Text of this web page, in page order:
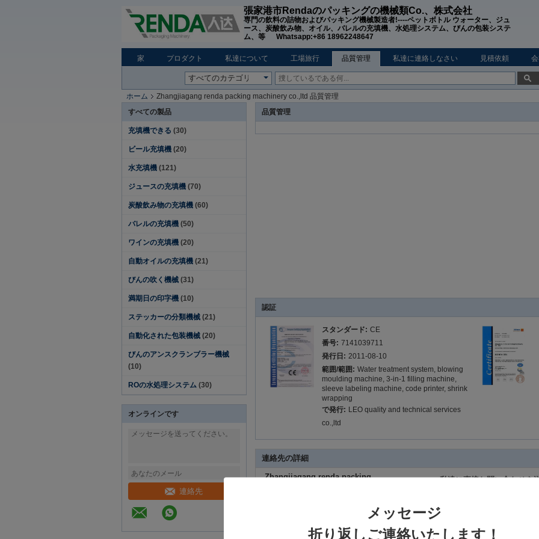
メッセージ
折り返しご連絡いたします！
張家港市Rendaのパッキングの機械類Co.、株式会社
専門の飲料の詰物およびパッキング機械製造者!----ペットボトル ウォーター、ジュ
ース、炭酸飲み物、オイル、バレルの充填機、水処理システム、びんの包装システ
ム、等 Whatsapp:+86 18962248647
家 プロダクト 私達について 工場旅行 品質管理 私達に連絡しなさい 見積依頼
ホーム
Zhangjiagang renda packing machinery co.,ltd 品質管理
すべての製品
充填機できる (30)
ビール充填機 (20)
水充填機 (121)
ジュースの充填機 (70)
炭酸飲み物の充填機 (60)
バレルの充填機 (50)
ワインの充填機 (20)
自動オイルの充填機 (21)
びんの吹く機械 (31)
満期日の印字機 (10)
ステッカーの分類機械 (21)
自動化された包装機械 (20)
びんのアンスクランブラー機械
(10)
ROの水処理システム (30)
オンラインです
連絡先
品質管理
認証
スタンダード: CE
番号: 7141039711
発行日: 2011-08-10
範囲/範囲: Water treatment system, blowing
moulding machine, 3-in-1 filling machine,
sleeve labeling machine, code printer, shrink
wrapping
で発行: LEO quality and technical services
co.,ltd
連絡先の詳細
Zhangjiagang renda packing
86-512-58576770
私達に直接お問い合わせを